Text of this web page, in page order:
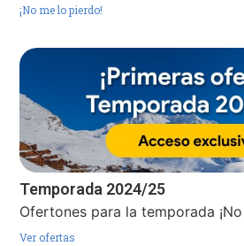
¡No me lo pierdo!
Temporada 2024/25
Ofertones para la temporada
Ver ofertas